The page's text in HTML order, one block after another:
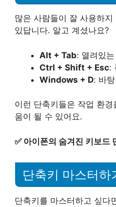
많은 사람들이 잘 사용하
있답니다. 알고 계셨나요?
Alt + Tab: 열려있
Ctrl + Shift + Esc:
Windows + D: 바
이런 단축키들은 작업 환
움이 될 수 있어요.
✅ 아이폰의 숨겨진 키보드
단축키 마스터하
단축키를 마스터하고 싶다